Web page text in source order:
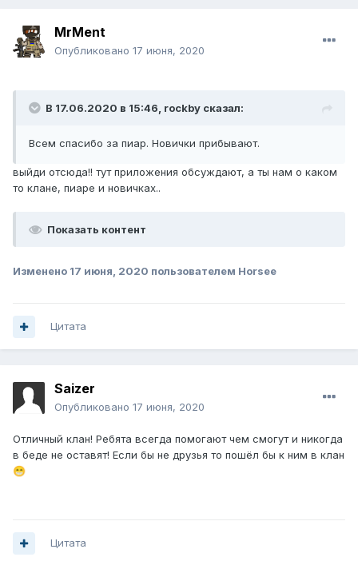
MrMent
Опубликовано 17 июня, 2020
В 17.06.2020 в 15:46, rockby сказал:
Всем спасибо за пиар. Новички прибывают.
выйди отсюда!! тут приложения обсуждают, а ты нам о каком
то клане, пиаре и новичках..
Показать контент
Изменено 17 июня, 2020 пользователем Horsee
Цитата
Saizer
Опубликовано 17 июня, 2020
Отличный клан! Ребята всегда помогают чем смогут и никогда
в беде не оставят! Если бы не друзья то пошёл бы к ним в клан
😁
Цитата